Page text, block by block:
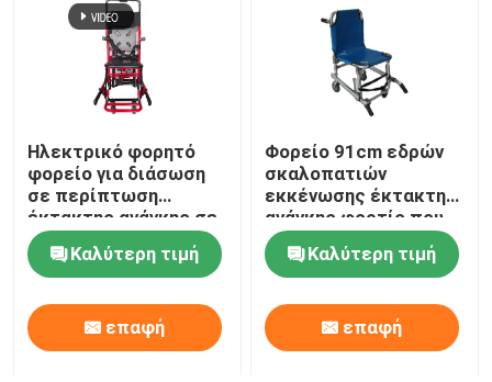
Ηλεκτρικό φορητό
φορείο για διάσωση
σε περίπτωση
έκτακτης ανάγκης σε
σκάλες και
διαδρόμους
Καλύτερη τιμή
επαφή
Φορείο 91cm εδρών
σκαλοπατιών
εκκένωσης έκτακτης
ανάγκης φορτίο που
αντέχει 159KG
Καλύτερη τιμή
επαφή